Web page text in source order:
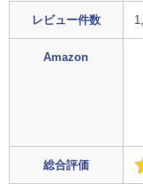
レビュー件数
Amazon
総合評価